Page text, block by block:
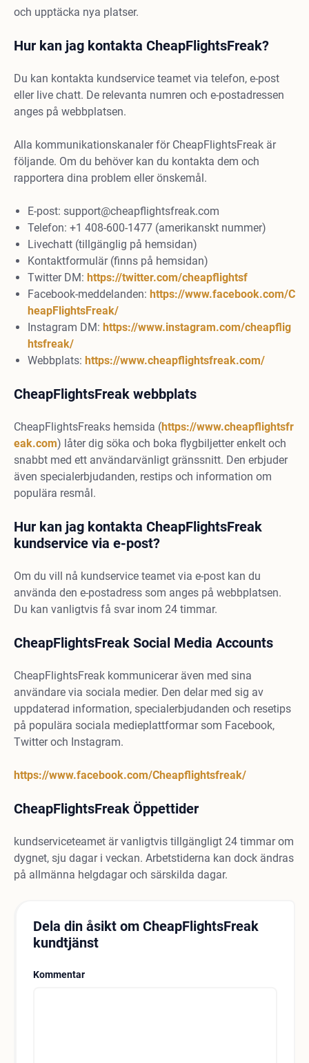
och upptäcka nya platser.
Hur kan jag kontakta CheapFlightsFreak?
Du kan kontakta kundservice teamet via telefon, e-post
eller live chatt. De relevanta numren och e-postadressen
anges på webbplatsen.
Alla kommunikationskanaler för CheapFlightsFreak är
följande. Om du behöver kan du kontakta dem och
rapportera dina problem eller önskemål.
E-post: support@cheapflightsfreak.com
Telefon: +1 408-600-1477 (amerikanskt nummer)
Livechatt (tillgänglig på hemsidan)
Kontaktformulär (finns på hemsidan)
Twitter DM: https://twitter.com/cheapflightsf
Facebook-meddelanden: https://www.facebook.com/C
heapFlightsFreak/
Instagram DM: https://www.instagram.com/cheapflig
htsfreak/
Webbplats: https://www.cheapflightsfreak.com/
CheapFlightsFreak webbplats
CheapFlightsFreaks hemsida (https://www.cheapflightsfr
eak.com) låter dig söka och boka flygbiljetter enkelt och
snabbt med ett användarvänligt gränssnitt. Den erbjuder
även specialerbjudanden, restips och information om
populära resmål.
Hur kan jag kontakta CheapFlightsFreak
kundservice via e-post?
Om du vill nå kundservice teamet via e-post kan du
använda den e-postadress som anges på webbplatsen.
Du kan vanligtvis få svar inom 24 timmar.
CheapFlightsFreak Social Media Accounts
CheapFlightsFreak kommunicerar även med sina
användare via sociala medier. Den delar med sig av
uppdaterad information, specialerbjudanden och resetips
på populära sociala medieplattformar som Facebook,
Twitter och Instagram.
https://www.facebook.com/Cheapflightsfreak/
CheapFlightsFreak Öppettider
kundserviceteamet är vanligtvis tillgängligt 24 timmar om
dygnet, sju dagar i veckan. Arbetstiderna kan dock ändras
på allmänna helgdagar och särskilda dagar.
Dela din åsikt om CheapFlightsFreak
kundtjänst
Kommentar